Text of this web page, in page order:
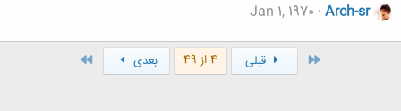
Arch-sr
Jan 1, 1970
قبلی 4 از 49 بعدی